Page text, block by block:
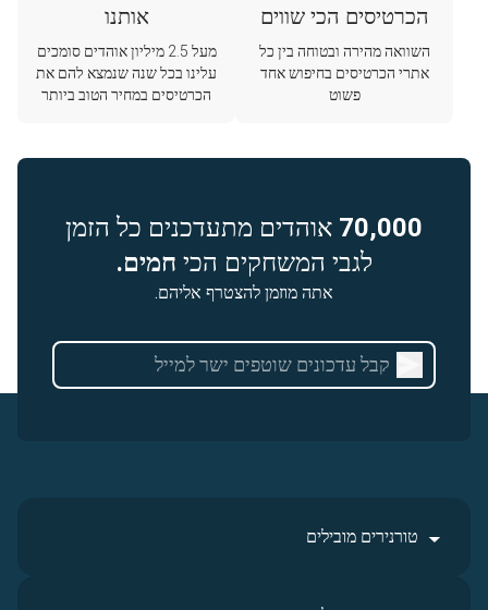
הכרטיסים הכי שווים
השוואה מהירה ובטוחה בין כל
אתרי הכרטיסים בחיפוש אחד
פשוט
אותנו
מעל 2.5 מיליון אוהדים סומכים
עלינו בכל שנה שנמצא להם את
הכרטיסים במחיר הטוב ביותר
70,000 אוהדים מתעדכנים כל הזמן
לגבי המשחקים הכי חמים.
אתה מוזמן להצטרף אליהם.
טורנירים מובילים